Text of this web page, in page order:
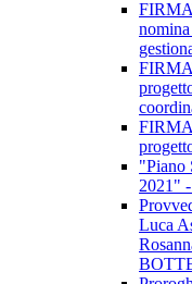
"Piano
2021"
Luca